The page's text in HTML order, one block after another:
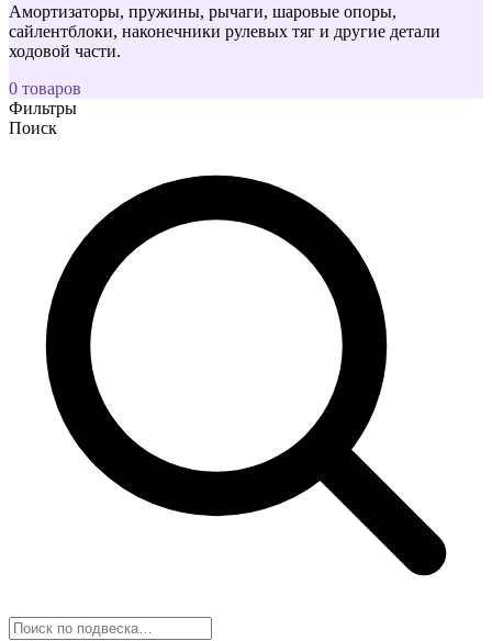
Амортизаторы, пружины, рычаги, шаровые опоры,
сайлентблоки, наконечники рулевых тяг и другие детали
ходовой части.
0 товаров
Фильтры
Поиск